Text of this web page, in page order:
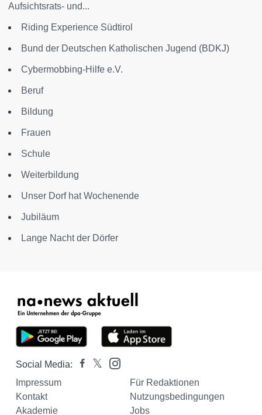
Aufsichtsrats- und...
Riding Experience Südtirol
Bund der Deutschen Katholischen Jugend (BDKJ)
Cybermobbing-Hilfe e.V.
Beruf
Bildung
Frauen
Schule
Weiterbildung
Unser Dorf hat Wochenende
Jubiläum
Lange Nacht der Dörfer
Social Media:
Impressum
Für Redaktionen
Kontakt
Nutzungsbedingungen
Akademie
Jobs